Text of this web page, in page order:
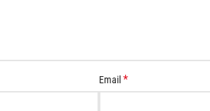
Email *